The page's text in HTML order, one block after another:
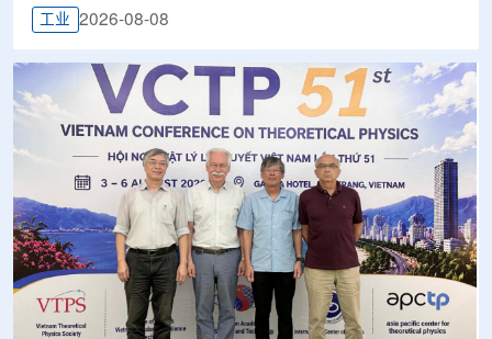
工业 2026-08-08